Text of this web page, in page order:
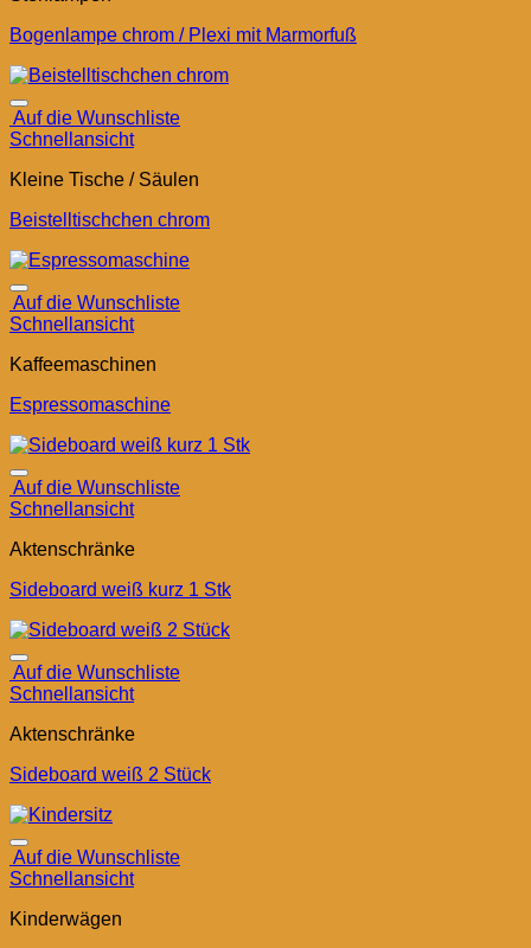
Bogenlampe chrom / Plexi mit Marmorfuß
Auf die Wunschliste
Schnellansicht
Kleine Tische / Säulen
Beistelltischchen chrom
Auf die Wunschliste
Schnellansicht
Kaffeemaschinen
Espressomaschine
Auf die Wunschliste
Schnellansicht
Aktenschränke
Sideboard weiß kurz 1 Stk
Auf die Wunschliste
Schnellansicht
Aktenschränke
Sideboard weiß 2 Stück
Auf die Wunschliste
Schnellansicht
Kinderwägen